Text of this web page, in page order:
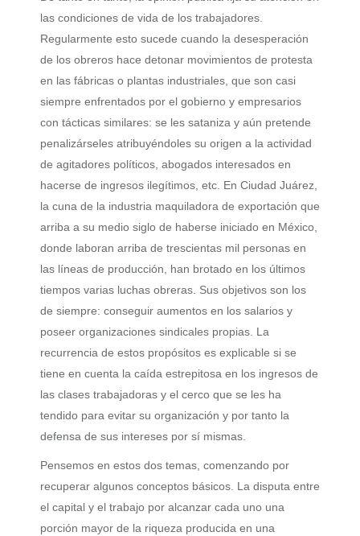
las condiciones de vida de los trabajadores.
Regularmente esto sucede cuando la desesperación
de los obreros hace detonar movimientos de protesta
en las fábricas o plantas industriales, que son casi
siempre enfrentados por el gobierno y empresarios
con tácticas similares: se les sataniza y aún pretende
penalizárseles atribuyéndoles su origen a la actividad
de agitadores políticos, abogados interesados en
hacerse de ingresos ilegítimos, etc. En Ciudad Juárez,
la cuna de la industria maquiladora de exportación que
arriba a su medio siglo de haberse iniciado en México,
donde laboran arriba de trescientas mil personas en
las líneas de producción, han brotado en los últimos
tiempos varias luchas obreras. Sus objetivos son los
de siempre: conseguir aumentos en los salarios y
poseer organizaciones sindicales propias. La
recurrencia de estos propósitos es explicable si se
tiene en cuenta la caída estrepitosa en los ingresos de
las clases trabajadoras y el cerco que se les ha
tendido para evitar su organización y por tanto la
defensa de sus intereses por sí mismas.
Pensemos en estos dos temas, comenzando por
recuperar algunos conceptos básicos. La disputa entre
el capital y el trabajo por alcanzar cada uno una
porción mayor de la riqueza producida en una